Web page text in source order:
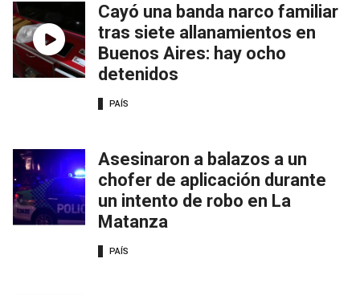
Cayó una banda narco familiar
tras siete allanamientos en
Buenos Aires: hay ocho
detenidos
PAÍS
Asesinaron a balazos a un
chofer de aplicación durante
un intento de robo en La
Matanza
PAÍS